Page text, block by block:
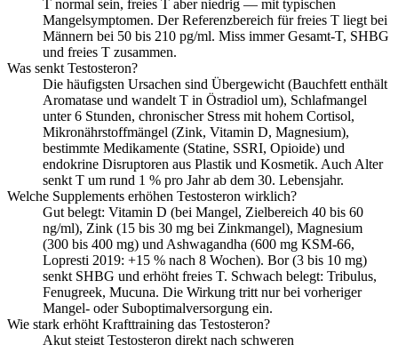
T normal sein, freies T aber niedrig — mit typischen
Mangelsymptomen. Der Referenzbereich für freies T liegt bei
Männern bei 50 bis 210 pg/ml. Miss immer Gesamt-T, SHBG
und freies T zusammen.
Was senkt Testosteron?
Die häufigsten Ursachen sind Übergewicht (Bauchfett enthält
Aromatase und wandelt T in Östradiol um), Schlafmangel
unter 6 Stunden, chronischer Stress mit hohem Cortisol,
Mikronährstoffmängel (Zink, Vitamin D, Magnesium),
bestimmte Medikamente (Statine, SSRI, Opioide) und
endokrine Disruptoren aus Plastik und Kosmetik. Auch Alter
senkt T um rund 1 % pro Jahr ab dem 30. Lebensjahr.
Welche Supplements erhöhen Testosteron wirklich?
Gut belegt: Vitamin D (bei Mangel, Zielbereich 40 bis 60
ng/ml), Zink (15 bis 30 mg bei Zinkmangel), Magnesium
(300 bis 400 mg) und Ashwagandha (600 mg KSM-66,
Lopresti 2019: +15 % nach 8 Wochen). Bor (3 bis 10 mg)
senkt SHBG und erhöht freies T. Schwach belegt: Tribulus,
Fenugreek, Mucuna. Die Wirkung tritt nur bei vorheriger
Mangel- oder Suboptimalversorgung ein.
Wie stark erhöht Krafttraining das Testosteron?
Akut steigt Testosteron direkt nach schweren